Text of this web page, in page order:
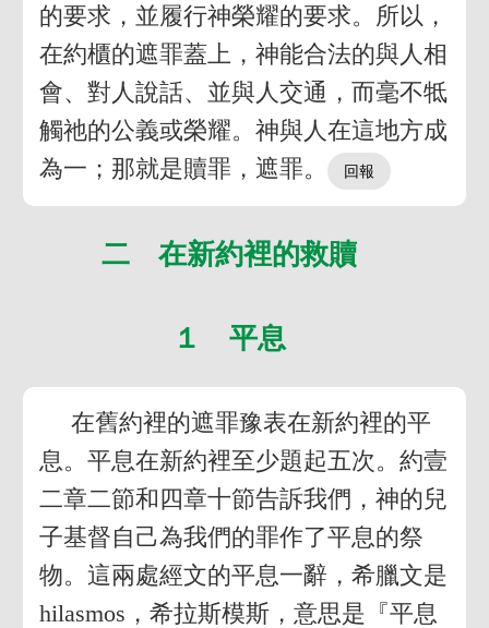
的要求，並履行神榮耀的要求。所以，
在約櫃的遮罪蓋上，神能合法的與人相
會、對人說話、並與人交通，而毫不牴
觸祂的公義或榮耀。神與人在這地方成
為一；那就是贖罪，遮罪。
二 在新約裡的救贖
１ 平息
在舊約裡的遮罪豫表在新約裡的平
息。平息在新約裡至少題起五次。約壹
二章二節和四章十節告訴我們，神的兒
子基督自己為我們的罪作了平息的祭
物。這兩處經文的平息一辭，希臘文是
hilasmos，希拉斯模斯，意思是『平息